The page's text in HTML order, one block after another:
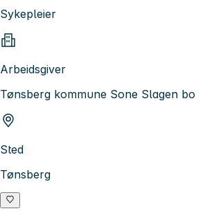
Sykepleier
Arbeidsgiver
Tønsberg kommune Sone Slagen bo
Sted
Tønsberg